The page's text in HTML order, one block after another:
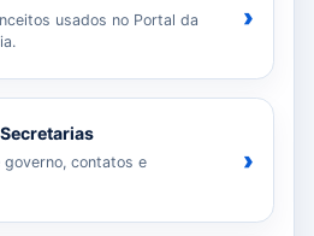
usados no Portal da
›
governo, contatos e
›